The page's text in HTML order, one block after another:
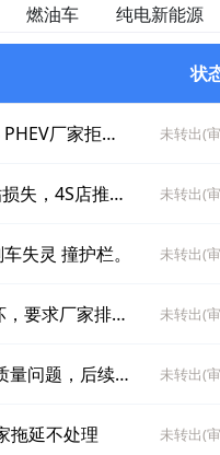
燃油车 纯电新能源
状
吉利银河银河星耀8 PHEV吉利银河-银河星耀8 PHEV厂家拒绝提供符合国标EDR数据 未转出(
比亚迪海狮07DM-i销售工作不严谨致车主补贴损失，4S店推脱拒担责 未转出(
失灵 撞护栏。 未转出(
长安长安X5 PLUS长安X5 PLUS变速箱阀体损坏，要求厂家排查质量隐患 未转出(
一汽解放T90徐工35米高空作业车存在较大的质量问题，后续互踢皮球 未转出(
拖延不处理 未转出(